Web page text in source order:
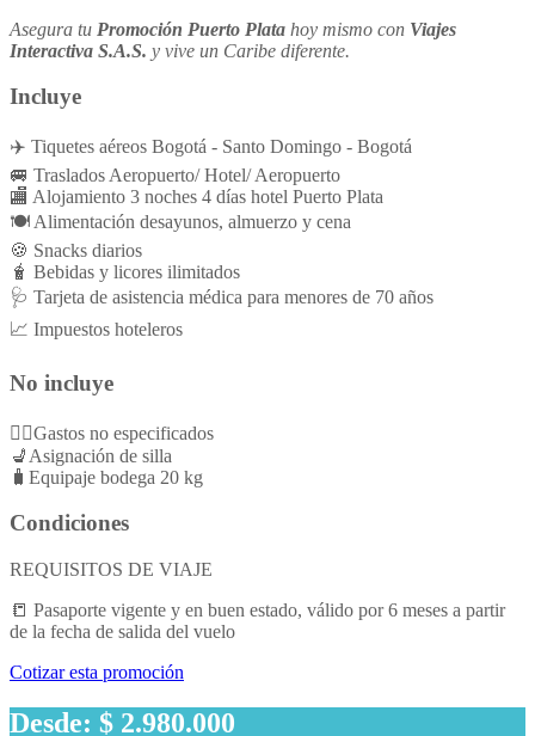
Asegura tu Promoción Puerto Plata hoy mismo con Viajes
Interactiva S.A.S. y vive un Caribe diferente.
Incluye
✈️ Tiquetes aéreos Bogotá - Santo Domingo - Bogotá
🚐 Traslados Aeropuerto/ Hotel/ Aeropuerto
🏬 Alojamiento 3 noches 4 días hotel Puerto Plata
🍽️ Alimentación desayunos, almuerzo y cena
🍪 Snacks diarios
🧋 Bebidas y licores ilimitados
🩺 Tarjeta de asistencia médica para menores de 70 años
📈 Impuestos hoteleros
No incluye
👉🏻Gastos no especificados
💺Asignación de silla
🧳Equipaje bodega 20 kg
Condiciones
REQUISITOS DE VIAJE
📒 Pasaporte vigente y en buen estado, válido por 6 meses a partir
de la fecha de salida del vuelo
Cotizar esta promoción
Desde: $ 2.980.000